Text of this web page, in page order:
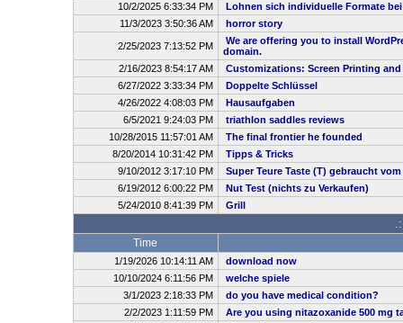
10/2/2025 6:33:34 PM
Lohnen sich individuelle Formate
11/3/2023 3:50:36 AM
horror story
2/25/2023 7:13:52 PM
We are offering you to install
domain.
2/16/2023 8:54:17 AM
Customizations: Screen Printing and
6/27/2022 3:33:34 PM
Doppelte Schlüssel
4/26/2022 4:08:03 PM
Hausaufgaben
6/5/2021 9:24:03 PM
triathlon saddles reviews
10/28/2015 11:57:01 AM
The final frontier he founded
8/20/2014 10:31:42 PM
Tipps & Tricks
9/10/2012 3:17:10 PM
Super Teure Taste (T) gebraucht
6/19/2012 6:00:22 PM
Nut Test (nichts zu Verkaufen)
5/24/2010 8:41:39 PM
Grill
Time
1/19/2026 10:14:11 AM
download now
10/10/2024 6:11:56 PM
welche spiele
3/1/2023 2:18:33 PM
do you have medical condition?
2/2/2023 1:11:59 PM
Are you using nitazoxanide 500 mg